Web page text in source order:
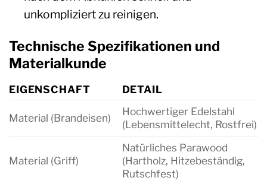
unkompliziert zu reinigen.
Technische Spezifikationen und
Materialkunde
EIGENSCHAFT DETAIL
Material (Brandeisen)
Hochwertiger Edelstahl
(Lebensmittelecht, Rostfrei)
Material (Griff)
Natürliches Parawood
(Hartholz, Hitzebeständig,
Rutschfest)